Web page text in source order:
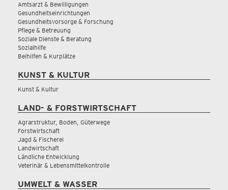
Amtsarzt & Bewilligungen
Gesundheitseinrichtungen
Gesundheitsvorsorge & Forschung
Pflege & Betreuung
Soziale Dienste & Beratung
Sozialhilfe
Beihilfen & Kurplätze
KUNST & KULTUR
Kunst & Kultur
LAND- & FORSTWIRTSCHAFT
Agrarstruktur, Boden, Güterwege
Forstwirtschaft
Jagd & Fischerei
Landwirtschaft
Ländliche Entwicklung
Veterinär & Lebensmittelkontrolle
UMWELT & WASSER